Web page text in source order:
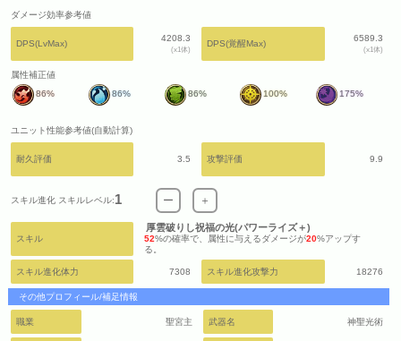
ダメージ効率参考値
DPS(LvMax)
4208.3
(x1体)
DPS(覚醒Max)
6589.3
(x1体)
属性補正値
86%
86% 86% 100% 175%
ユニット性能参考値(自動計算)
耐久評価 3.5 攻撃評価 9.9
スキル進化 スキルレベル:1 ー ＋
スキル
厚雲破りし祝福の光(パワーライズ＋)
52%の確率で、属性に与えるダメージが20%アップす
る。
スキル進化体力 7308 スキル進化攻撃力 18276
その他プロフィール/補足情報
職業 聖宮主 武器名 神聖光術